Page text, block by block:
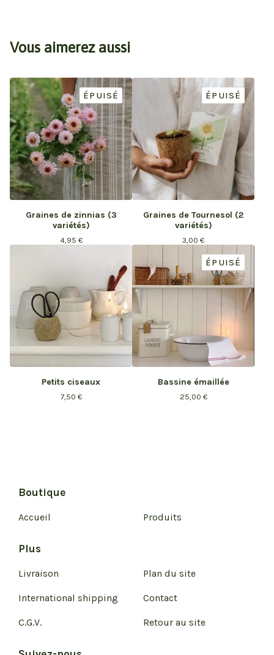
Vous aimerez aussi
ÉPUISÉ
Graines de zinnias (3
variétés)
4,95 €
ÉPUISÉ
Graines de Tournesol (2
variétés)
3,00 €
Petits ciseaux
7,50 €
ÉPUISÉ
Bassine émaillée
25,00 €
Boutique
Accueil Produits
Plus
Livraison
International shipping
C.G.V.
Plan du site
Contact
Retour au site